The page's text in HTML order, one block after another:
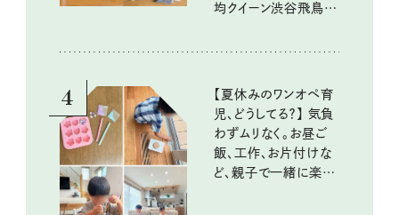
均クイーン渋谷飛鳥の
4
【夏休みのワンオペ育
児、どうしてる？】 気負
わずムリなく。お昼ご
飯、工作、お片付けな
ど、親子で一緒に楽し